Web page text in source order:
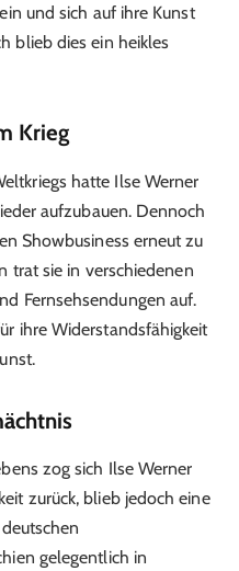
und sich auf ihre Kunst
blieb dies ein heikles
Krieg
hatte Ilse Werner
aufzubauen. Dennoch
Showbusiness erneut zu
trat sie in verschiedenen
Fernsehsendungen auf.
ihre Widerstandsfähigkeit
zog sich Ilse Werner
zurück, blieb jedoch eine
gelegentlich in